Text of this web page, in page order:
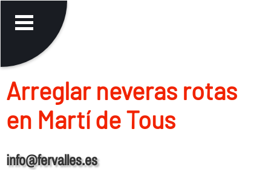
Arreglar neveras rotas
en Martí de Tous
info@fervalles.es